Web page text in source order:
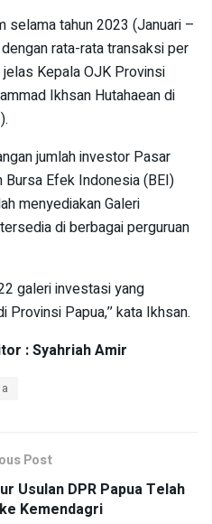
selama tahun 2023 (Januari –
rata-rata transaksi per
jelas Kepala OJK Provinsi
Ikhsan Hutahaean di
jumlah investor Pasar
Efek Indonesia (BEI)
menyediakan Galeri
di berbagai perguruan
galeri investasi yang
Papua,’’ kata Ikhsan.
: Syahriah Amir
Post
Usulan DPR Papua Telah
Kemendagri